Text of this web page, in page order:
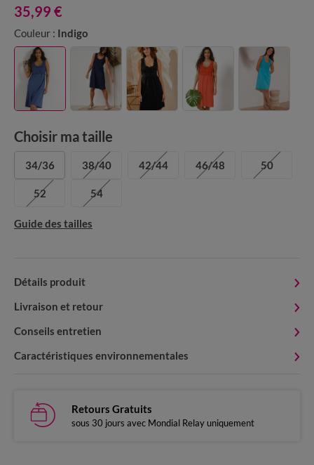
35,99 €
Couleur : Indigo
Choisir ma taille
34/36 38/40 42/44 46/48 50
52 54
Guide des tailles
Détails produit
Livraison et retour
Conseils entretien
Caractéristiques environnementales
Retours Gratuits
sous 30 jours avec Mondial Relay uniquement